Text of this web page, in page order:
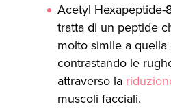
Acetyl Hexapeptide-
tratta di un peptide
molto simile a quella
contrastando le
attraverso la
muscoli facciali.